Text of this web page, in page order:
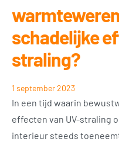
schadelijke
straling?
1 september 2023
In een tijd waarin
effecten van UV-straling
interieur steeds